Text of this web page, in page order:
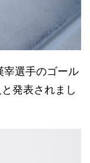
宰選手のゴール
発表されまし